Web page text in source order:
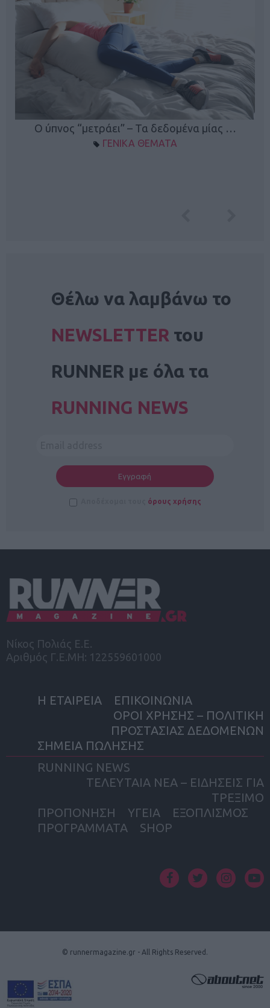
Ο ύπνος “μετράει” – Τα δεδομένα μίας …
ΓΕΝΙΚΑ ΘΕΜΑΤΑ
Θέλω να λαμβάνω το
NEWSLETTER του
RUNNER με όλα τα
RUNNING NEWS
όρους χρήσης
Νίκος Πολιάς Ε.Ε.
Αριθμός Γ.Ε.ΜΗ: 122559601000
Η ΕΤΑΙΡΕΙΑ
ΕΠΙΚΟΙΝΩΝΙΑ
ΟΡΟΙ ΧΡΗΣΗΣ – ΠΟΛΙΤΙΚΗ
ΠΡΟΣΤΑΣΙΑΣ ΔΕΔΟΜΕΝΩΝ
ΣΗΜΕΙΑ ΠΩΛΗΣΗΣ
RUNNING NEWS
ΤΕΛΕΥΤΑΙΑ ΝΕΑ – ΕΙΔΗΣΕΙΣ ΓΙΑ
ΤΡΕΞΙΜΟ
ΠΡΟΠΟΝΗΣΗ
ΥΓΕΙΑ
ΕΞΟΠΛΙΣΜΟΣ
ΠΡΟΓΡΑΜΜΑΤΑ
SHOP
© runnermagazine.gr - All Rights Reserved.